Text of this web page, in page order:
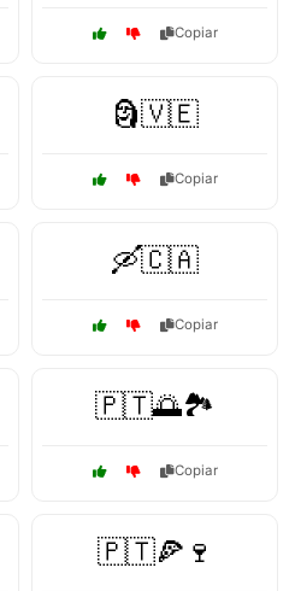
Copiar
🗿🇻🇪
Copiar
🛶🇨🇦
Copiar
🇵🇹🌅🏞️
Copiar
🇵🇹🍕🍷